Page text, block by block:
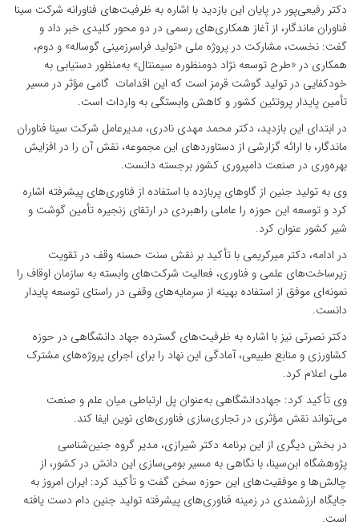
دکتر رفیعی‌پور در پایان این بازدید با اشاره به ظرفیت‌های فناورانه شرکت سینا
فناوران ماندگار، از آغاز همکاری‌های رسمی در دو محور کلیدی خبر داد و
گفت: نخست، مشارکت در پروژه ملی «تولید فراسرزمینی گوساله» و دوم،
همکاری در «طرح توسعه نژاد دومنظوره سیمنتال» به‌منظور دستیابی به
خودکفایی در تولید گوشت قرمز است که این اقدامات گامی مؤثر در مسیر
تأمین پایدار پروتئین کشور و کاهش وابستگی به واردات است.
در ابتدای این بازدید، دکتر محمد مهدی نادری، مدیرعامل شرکت سینا فناوران
ماندگار، با ارائه گزارشی از دستاوردهای این مجموعه، نقش آن را در افزایش
بهره‌وری در صنعت دامپروری کشور برجسته دانست.
وی به تولید جنین از گاوهای پربازده با استفاده از فناوری‌های پیشرفته اشاره
کرد و توسعه این حوزه را عاملی راهبردی در ارتقای زنجیره تأمین گوشت و
شیر کشور عنوان کرد.
در ادامه، دکتر میرکریمی با تأکید بر نقش سنت حسنه وقف در تقویت
زیرساخت‌های علمی و فناوری، فعالیت شرکت‌های وابسته به سازمان اوقاف را
نمونه‌ای موفق از استفاده بهینه از سرمایه‌های وقفی در راستای توسعه پایدار
دانست.
دکتر نصرتی نیز با اشاره به ظرفیت‌های گسترده جهاد دانشگاهی در حوزه
کشاورزی و منابع طبیعی، آمادگی این نهاد را برای اجرای پروژه‌های مشترک
ملی اعلام کرد.
وی تأکید کرد: جهاددانشگاهی به‌عنوان پل ارتباطی میان علم و صنعت
می‌تواند نقش مؤثری در تجاری‌سازی فناوری‌های نوین ایفا کند.
در بخش دیگری از این برنامه دکتر شیرازی، مدیر گروه جنین‌شناسی
پژوهشگاه ابن‌سینا، با نگاهی به مسیر بومی‌سازی این دانش در کشور، از
چالش‌ها و موفقیت‌های این حوزه سخن گفت و تأکید کرد: ایران امروز به
جایگاه ارزشمندی در زمینه فناوری‌های پیشرفته تولید جنین دام دست یافته
است.